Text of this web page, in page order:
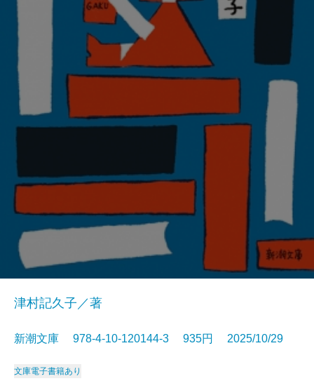
津村記久子／著
新潮文庫 978-4-10-120144-3 935円 2025/10/29
文庫電子書籍あり